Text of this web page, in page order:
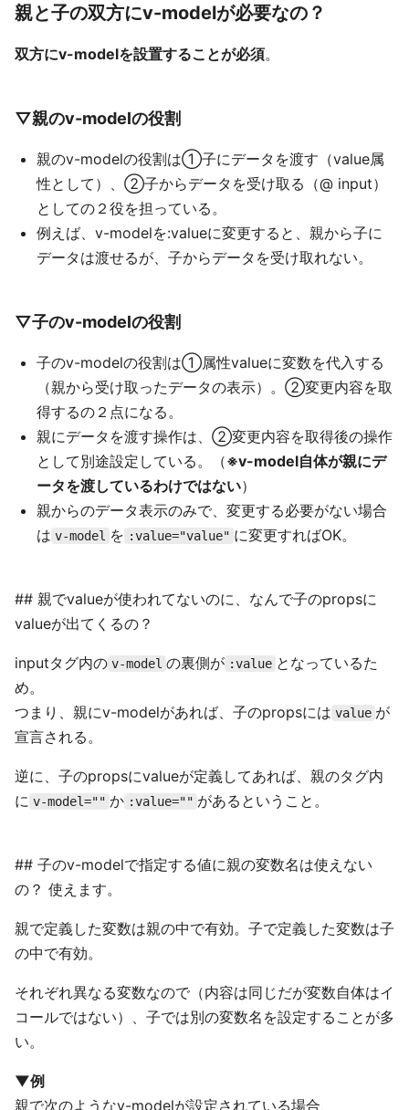
親と子の双方にv-modelが必要なの？
双方にv-modelを設置することが必須。
▽親のv-modelの役割
親のv-modelの役割は①子にデータを渡す（value属
性として）、②子からデータを受け取る（@ input）
としての２役を担っている。
例えば、v-modelを:valueに変更すると、親から子に
データは渡せるが、子からデータを受け取れない。
▽子のv-modelの役割
子のv-modelの役割は①属性valueに変数を代入する
（親から受け取ったデータの表示）。②変更内容を取
得するの２点になる。
親にデータを渡す操作は、②変更内容を取得後の操作
として別途設定している。（※v-model自体が親にデ
ータを渡しているわけではない）
親からのデータ表示のみで、変更する必要がない場合
は v-model を :value="value" に変更すればOK。
## 親でvalueが使われてないのに、なんで子のpropsに
valueが出てくるの？
inputタグ内の v-model の裏側が :value となっているた
め。
つまり、親にv-modelがあれば、子のpropsには value が
宣言される。
逆に、子のpropsにvalueが定義してあれば、親のタグ内
に v-model="" か :value="" があるということ。
## 子のv-modelで指定する値に親の変数名は使えない
の？ 使えます。
親で定義した変数は親の中で有効。子で定義した変数は子
の中で有効。
それぞれ異なる変数なので（内容は同じだが変数自体はイ
コールではない）、子では別の変数名を設定することが多
い。
▼例
親で次のようなv-modelが設定されている場合、